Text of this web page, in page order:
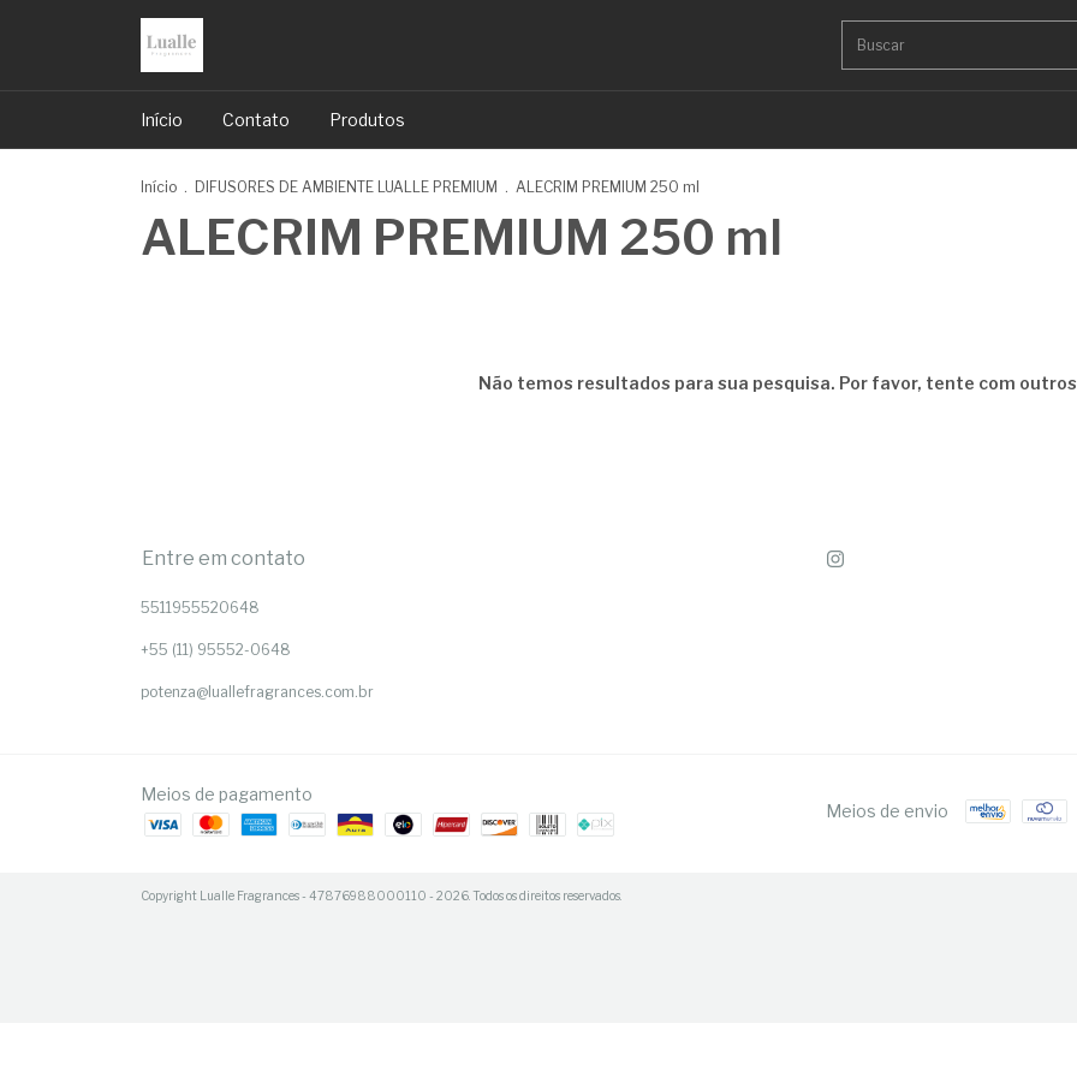
Início Contato Produtos
Início . DIFUSORES DE AMBIENTE LUALLE PREMIUM . ALECRIM PREMIUM 250 ml
ALECRIM PREMIUM 250 ml
Não temos resultados para sua pesquisa. Por favor, tente com
Entre em contato
5511955520648
+55 (11) 95552-0648
potenza@luallefragrances.com.br
Meios de pagamento
Meios de envio
Copyright Lualle Fragrances - 47876988000110 - 2026. Todos os direitos reservados.